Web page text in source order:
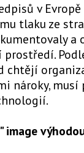
v Evropě
tlaku ze
a
chtějí
nároky, musí
image